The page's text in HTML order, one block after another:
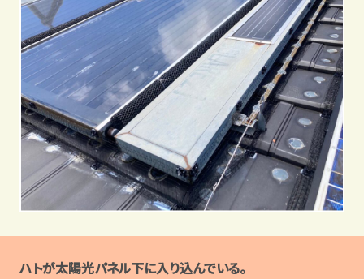
ハトが太陽光パネル下に入り込んでいる。